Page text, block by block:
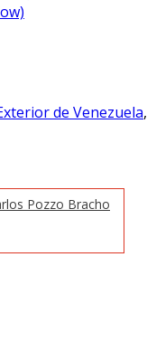
de Venezuela,
Pozzo Bracho